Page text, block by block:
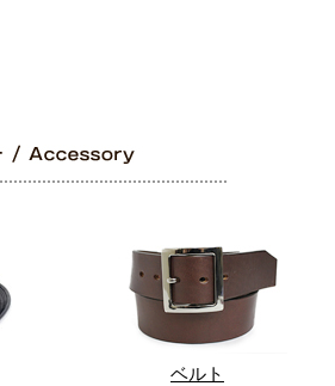
ベルト